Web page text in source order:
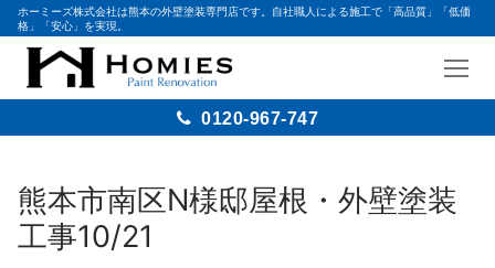
ホーミーズ株式会社は熊本の外壁塗装専門店です。自社職人による施工で「高品質」「低価
格」「安心」を実現。
0120-967-747
熊本市南区N様邸屋根・外壁塗装
工事10/21